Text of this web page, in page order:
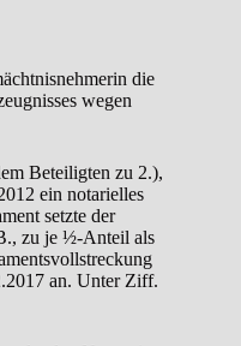
die
wegen
Beteiligten zu 2.),
ein notarielles
setzte der
zu je ½-Anteil als
an. Unter Ziff.